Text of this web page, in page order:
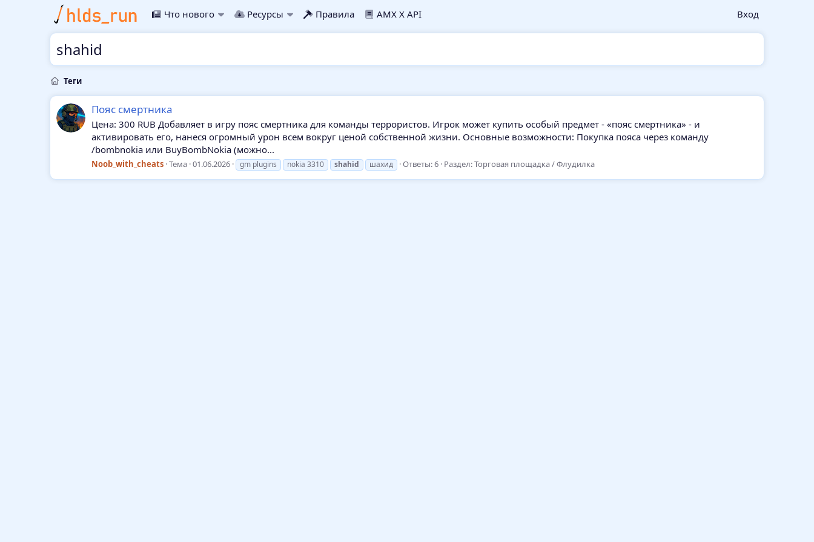
Что нового Ресурсы Правила AMX X API Вход
shahid
Теги
Пояс смертника
Цена: 300 RUB Добавляет в игру пояс смертника для команды террористов. Игрок может купить особый предмет - «пояс смертника» - и
активировать его, нанеся огромный урон всем вокруг ценой собственной жизни. Основные возможности: Покупка пояса через команду
/bombnokia или BuyBombNokia (можно...
Noob_with_cheats Тема 01.06.2026 gm plugins nokia 3310 shahid шахид Ответы: 6 Раздел:Торговая площадка / Флудилка